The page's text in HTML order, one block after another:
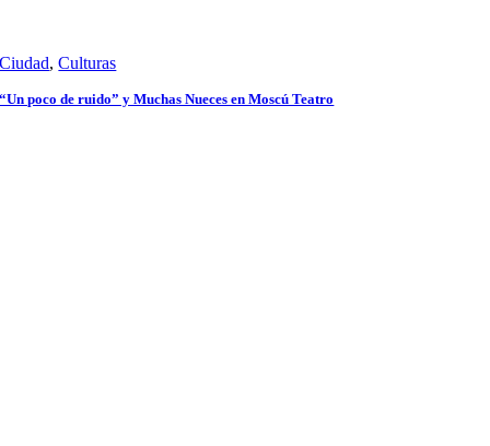
Ciudad,Culturas
“Un poco de ruido” y Muchas Nueces en Moscú Teatro